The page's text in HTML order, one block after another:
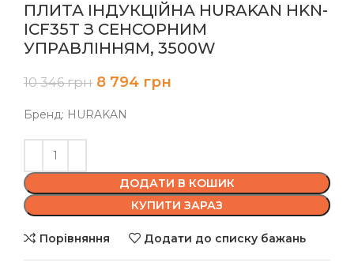
ПЛИТА ІНДУКЦІЙНА HURAKAN HKN-
ICF35T З СЕНСОРНИМ
УПРАВЛІННЯМ, 3500W
10 346грн 8 794 грн
Бренд: HURAKAN
ДОДАТИ В КОШИК
КУПИТИ ЗАРАЗ
Порівняння Додати до списку бажань